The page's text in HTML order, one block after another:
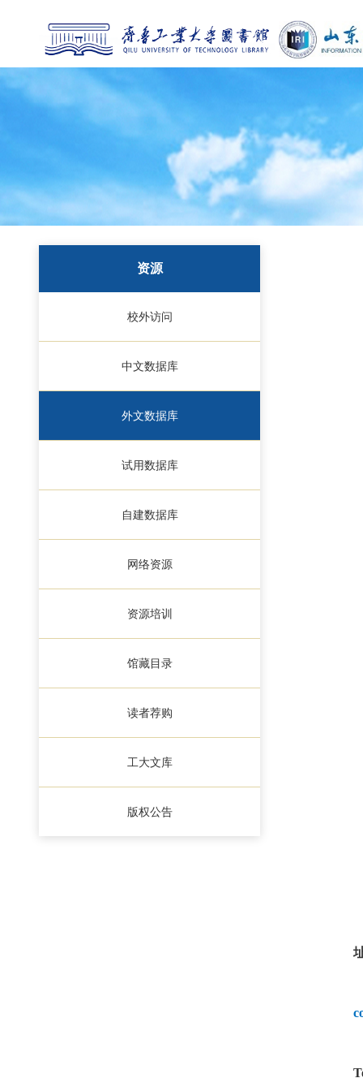
资源
校外访问
中文数据库
外文数据库
试用数据库
自建数据库
网络资源
资源培训
馆藏目录
读者荐购
工大文库
版权公告